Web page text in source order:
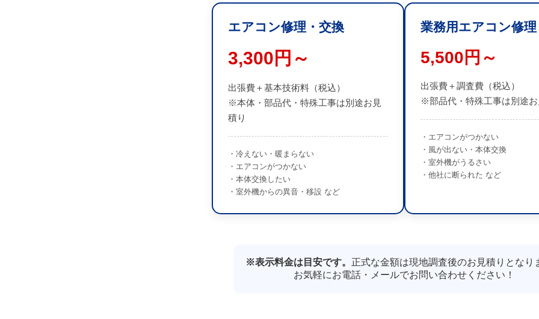
エアコン修理・交換
3,300円～
出張費＋基本技術料（税込）
※本体・部品代・特殊工事は別途お見
積り
・冷えない・暖まらない
・エアコンがつかない
・本体交換したい
・室外機からの異音・移設 など
業務用エアコン修
5,500円～
出張費＋調査費（税込）
※部品代・特殊工事は別途
・エアコンがつかない
・風が出ない・本体交換
・室外機がうるさい
・他社に断られた など
※表示料金は目安です。 正式な金額は現地調査後のお見積りとなり
お気軽にお電話・メールでお問い合わせください！